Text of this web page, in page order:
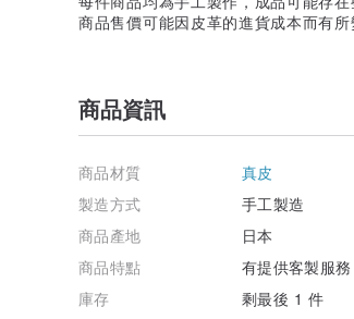
商品售價可能因皮革的進貨成本而有所
商品資訊
商品材質
真皮
製造方式
手工製造
商品產地
日本
商品特點
有提供客製服務
庫存
剩最後 1 件